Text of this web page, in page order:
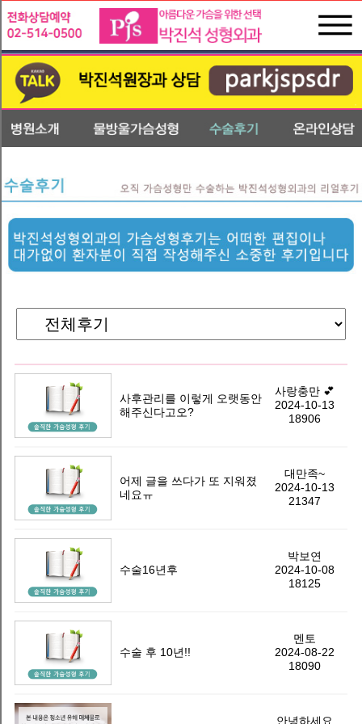
박
진
석
성
형
과
수
술
후
기
라
인
상
담
화
및
예
(02-
514-
0500)
방
울
성
형
사후관리를 이렇게 오랫동안
해주신다고오?
사랑충만 💕
2024-10-13
18906
어제 글을 쓰다가 또 지워졌
네요ㅠ
대만족~
2024-10-13
21347
수술16년후
박보연
2024-10-08
18125
수술 후 10년!!
멘토
2024-08-22
18090
안녕하세요